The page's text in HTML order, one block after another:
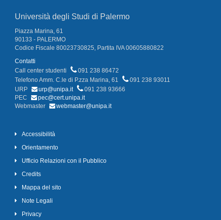
Università degli Studi di Palermo
Piazza Marina, 61
90133 - PALERMO
Codice Fiscale 80023730825, Partita IVA 00605880822
Contatti
Call center studenti
091 238 86472
Telefono Amm. C.le di P.zza Marina, 61
091 238 93011
URP
urp@unipa.it
091 238 93666
PEC
pec@cert.unipa.it
Webmaster
webmaster@unipa.it
Accessibilità
Orientamento
Ufficio Relazioni con il Pubblico
Credits
Mappa del sito
Note Legali
Privacy